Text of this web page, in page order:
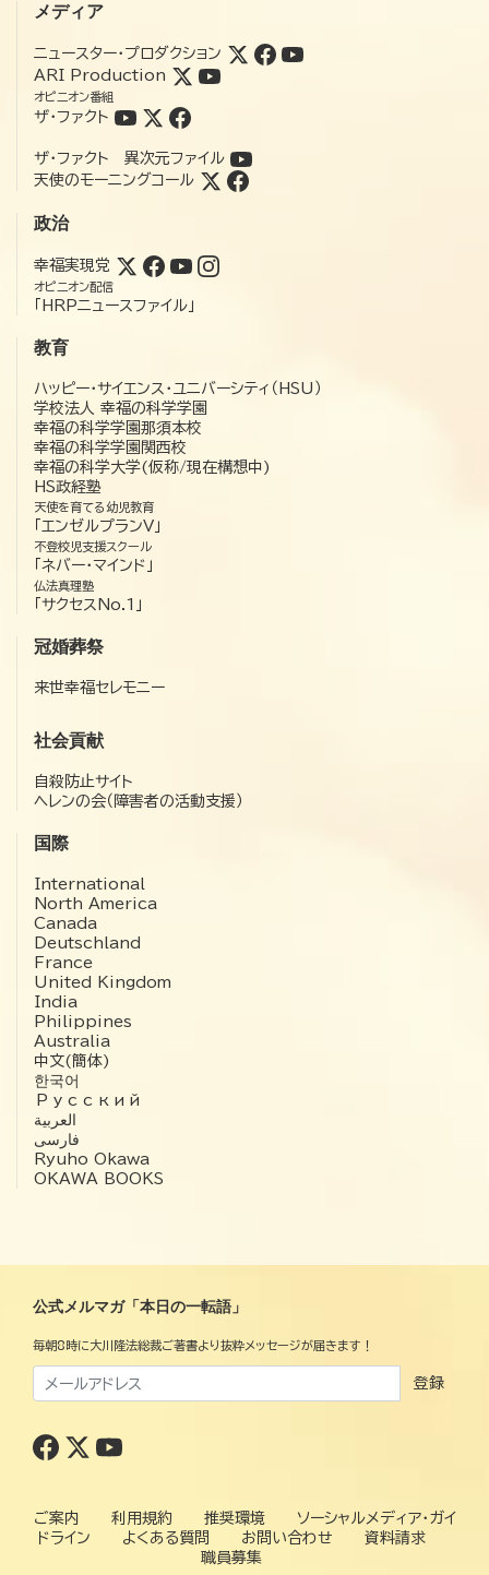
メディア
ニュースター・プロダクション
ARI Production
オピニオン番組
ザ・ファクト
ザ・ファクト 異次元ファイル
天使のモーニングコール
政治
幸福実現党
オピニオン配信
「HRPニュースファイル」
教育
ハッピー・サイエンス・ユニバーシティ（HSU）
学校法人 幸福の科学学園
幸福の科学学園那須本校
幸福の科学学園関西校
幸福の科学大学(仮称/現在構想中)
HS政経塾
天使を育てる幼児教育
「エンゼルプランV」
不登校児支援スクール
「ネバー・マインド」
仏法真理塾
「サクセスNo.1」
冠婚葬祭
来世幸福セレモニー
社会貢献
自殺防止サイト
ヘレンの会（障害者の活動支援）
国際
International
North America
Canada
Deutschland
France
United Kingdom
India
Philippines
Australia
中文(簡体)
한국어
Русский
العربية‏
فارسی
Ryuho Okawa
OKAWA BOOKS
公式メルマガ「本日の一転語」
毎朝8時に大川隆法総裁ご著書より抜粋メッセージが届きます！
登録
ご案内 利用規約 推奨環境
ソーシャルメディア・ガイ
ドライン
よくある質問 お問い合わせ
資料請求
職員募集